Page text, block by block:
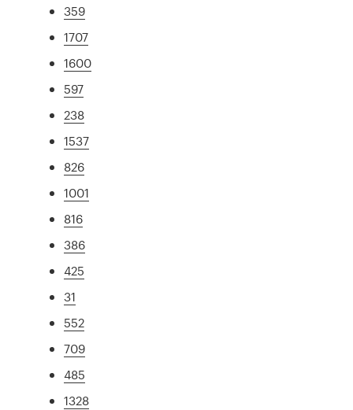
359
1707
1600
597
238
1537
826
1001
816
386
425
31
552
709
485
1328